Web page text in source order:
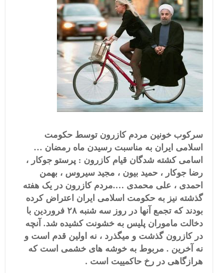
سرکوب خونین مردم کازرون توسط حکومت
اسلامی ایران به مناسبت رسیدن ماه رمضان …
اسامی کشته شدگان قیام کازرون : پرستو جوکار ،
رضا جوکار ، حمید بیون ، مجید سیروس ، بهمن
احمدی ، علی محمدی ….مردم کازرون در یک هفته
گذشته نیز به حکومت اسلامی ایران اعتراض کرده
بودند که تجمع آنها در روز سه شنبه ۲۸ فروردین با
دخالت ماموران پلیس به خشونت کشیده شد. آنچه
در کازرون گذشت و میگذرد ، نه اولین قدم است و
نه آخرین . مربوط به خوشه های خشمی است که
هرازگاهی در رخ حاکمییت است .